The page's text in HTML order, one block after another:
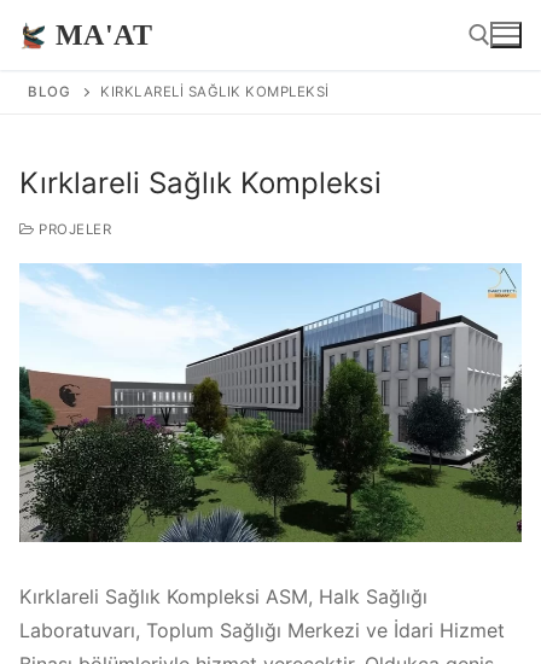
atla
MA'AT
BLOG KIRKLARELI SAĞLIK KOMPLEKSI
Kırklareli Sağlık Kompleksi
PROJELER
Kırklareli Sağlık Kompleksi ASM, Halk Sağlığı
Laboratuvarı, Toplum Sağlığı Merkezi ve İdari Hizmet